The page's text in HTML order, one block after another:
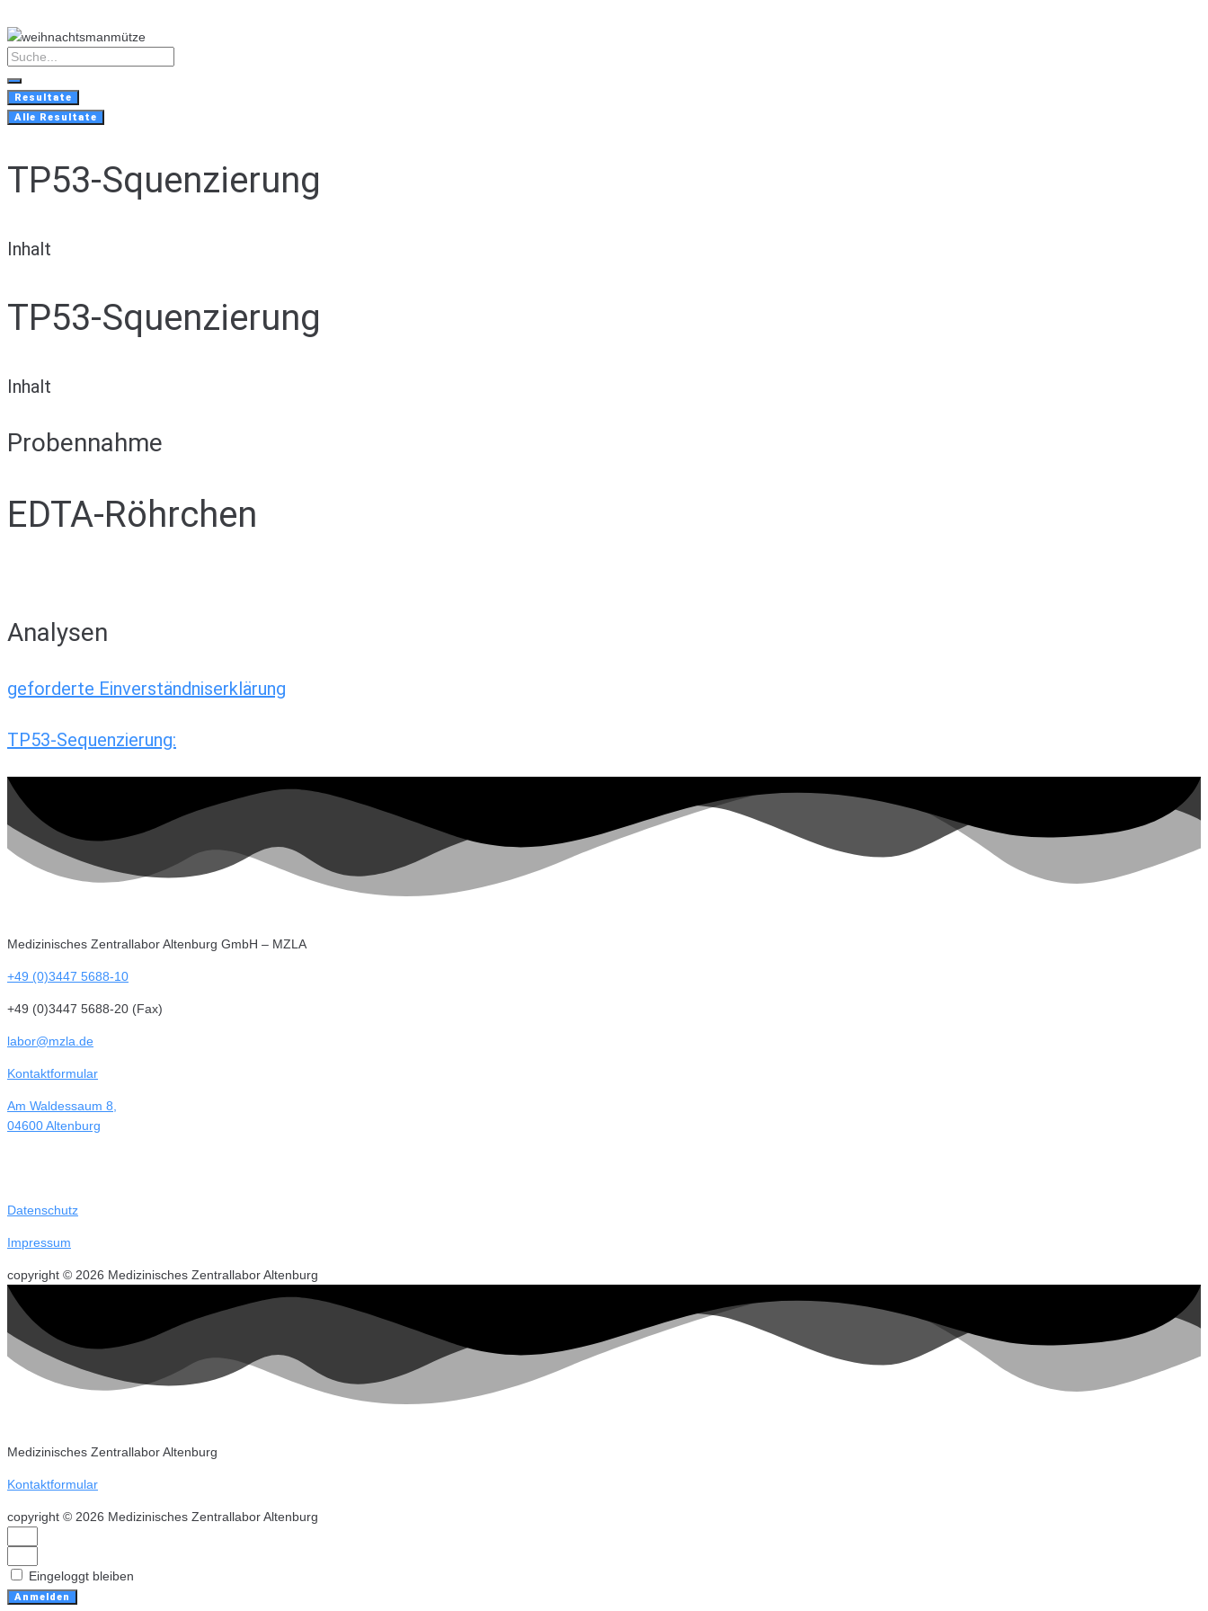
to
content
Search
...
Resultate
Alle Resultate
TP53-Squenzierung
Inhalt
TP53-Squenzierung
Inhalt
Probennahme
EDTA-Röhrchen
Analysen
geforderte Einverständniserklärung
TP53-Sequenzierung:
Medizinisches Zentrallabor Altenburg GmbH – MZLA
+49 (0)3447 5688-10
+49 (0)3447 5688-20 (Fax)
labor@mzla.de
Kontaktformular
Am Waldessaum 8,
04600 Altenburg
Datenschutz
Impressum
copyright © 2026 Medizinisches Zentrallabor Altenburg
Medizinisches Zentrallabor Altenburg
Kontaktformular
copyright © 2026 Medizinisches Zentrallabor Altenburg
Eingeloggt bleiben
Anmelden